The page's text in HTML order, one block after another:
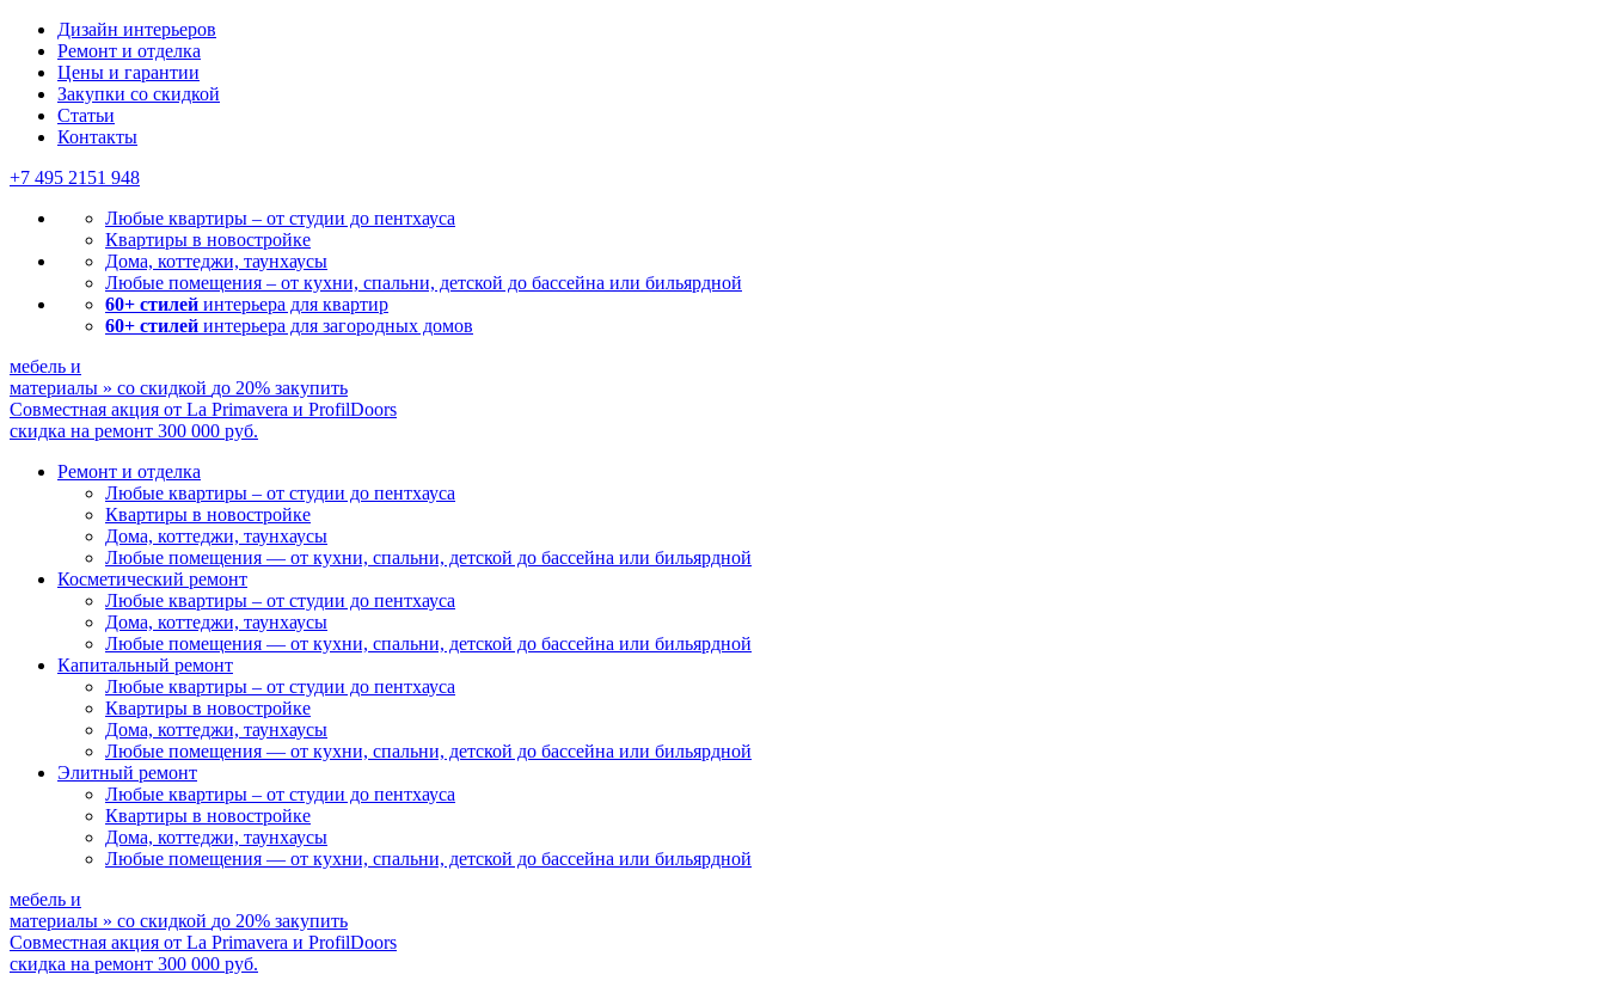
Дизайн интерьеров
Ремонт и отделка
Цены и гарантии
Закупки со скидкой
Статьи
Контакты
+7 495 2151 948
Любые квартиры – от студии до пентхауса
Квартиры в новостройке
Дома, коттеджи, таунхаусы
Любые помещения – от кухни, спальни, детской до бассейна или бильярдной
60+ стилей интерьера для квартир
60+ стилей интерьера для загородных домов
мебель и
материалы » со скидкой до 20% закупить
Совместная акция от La Primavera и ProfilDoors
скидка на ремонт 300 000 руб.
Ремонт и отделка
Любые квартиры – от студии до пентхауса
Квартиры в новостройке
Дома, коттеджи, таунхаусы
Любые помещения — от кухни, спальни, детской до бассейна или бильярдной
Косметический ремонт
Любые квартиры – от студии до пентхауса
Дома, коттеджи, таунхаусы
Любые помещения — от кухни, спальни, детской до бассейна или бильярдной
Капитальный ремонт
Любые квартиры – от студии до пентхауса
Квартиры в новостройке
Дома, коттеджи, таунхаусы
Любые помещения — от кухни, спальни, детской до бассейна или бильярдной
Элитный ремонт
Любые квартиры – от студии до пентхауса
Квартиры в новостройке
Дома, коттеджи, таунхаусы
Любые помещения — от кухни, спальни, детской до бассейна или бильярдной
мебель и
материалы » со скидкой до 20% закупить
Совместная акция от La Primavera и ProfilDoors
скидка на ремонт 300 000 руб.